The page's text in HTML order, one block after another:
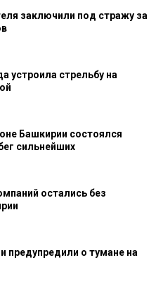
заключили под стражу за
устроила стрельбу на
Башкирии состоялся
сильнейших
остались без
предупредили о тумане на